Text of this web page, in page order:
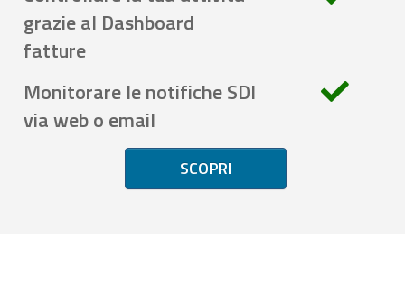
grazie al Dashboard
fatture
Monitorare le notifiche SDI
via web o email
SCOPRI